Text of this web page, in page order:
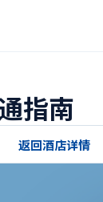
指南
返回酒店详情